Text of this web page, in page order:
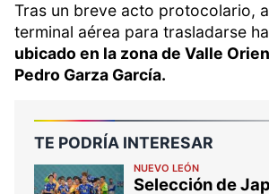
Tras un breve acto protocolario,
terminal aérea para trasladarse
ubicado en la zona de Valle
Pedro Garza García.
TE PODRÍA INTERESAR
NUEVO LEÓN
Selección de